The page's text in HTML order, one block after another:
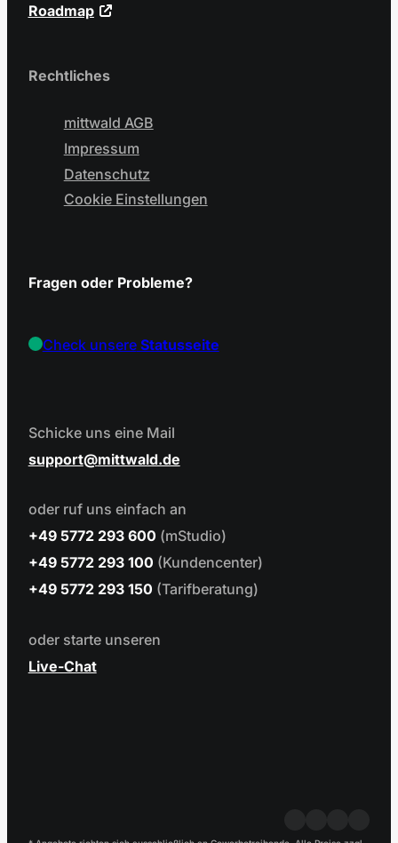
Roadmap
Rechtliches
mittwald AGB
Impressum
Datenschutz
Cookie Einstellungen
Fragen oder Probleme?
Check unsereStatusseite
Schicke uns eine Mail
support
mittwald.de
oder ruf uns einfach an
+49 5772 293 600 (mStudio)
+49 5772 293 100 (Kundencenter)
+49 5772 293 150 (Tarifberatung)
oder starte unseren
Live-Chat